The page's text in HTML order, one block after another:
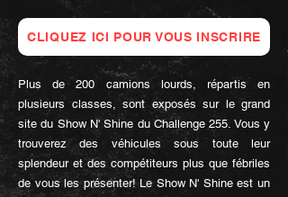
CLIQUEZ ICI POUR VOUS INSCRIRE
Plus de 200 camions lourds, répartis en
plusieurs classes, sont exposés sur le grand
site du Show N' Shine du Challenge 255. Vous y
trouverez des véhicules sous toute leur
splendeur et des compétiteurs plus que fébriles
de vous les présenter! Le Show N' Shine est un